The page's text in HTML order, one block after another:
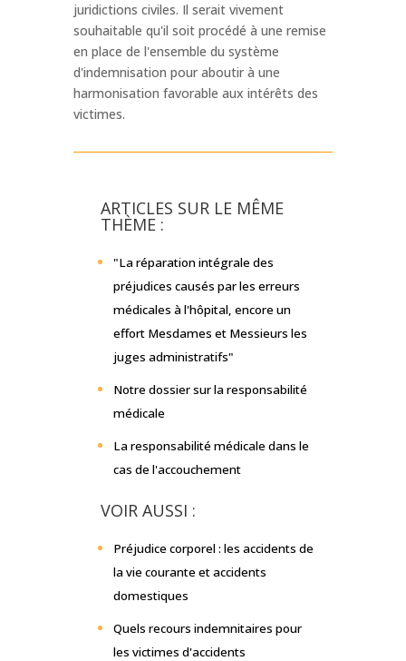
juridictions civiles. Il serait vivement
souhaitable qu'il soit procédé à une remise
en place de l'ensemble du système
d'indemnisation pour aboutir à une
harmonisation favorable aux intérêts des
victimes.
ARTICLES SUR LE MÊME
THÈME :
"La réparation intégrale des
préjudices causés par les erreurs
médicales à l'hôpital, encore un
effort Mesdames et Messieurs les
juges administratifs"
Notre dossier sur la responsabilité
médicale
La responsabilité médicale dans le
cas de l'accouchement
VOIR AUSSI :
Préjudice corporel : les accidents de
la vie courante et accidents
domestiques
Quels recours indemnitaires pour
les victimes d'accidents